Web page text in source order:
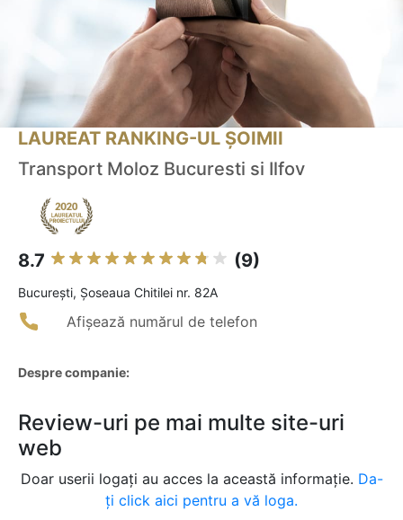
LAUREAT RANKING-UL ȘOIMII
Transport Moloz Bucuresti si Ilfov
8.7 (9)
Bucureşti, Șoseaua Chitilei nr. 82A
Afișează numărul de telefon
Despre companie:
Review-uri pe mai multe site-uri
web
Doar userii logați au acces la această informație. Da-
ți click aici pentru a vă loga.